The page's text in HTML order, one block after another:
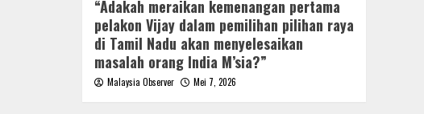
“Adakah meraikan kemenangan pertama
pelakon Vijay dalam pemilihan pilihan raya
di Tamil Nadu akan menyelesaikan
masalah orang India M’sia?”
Malaysia Observer Mei 7, 2026